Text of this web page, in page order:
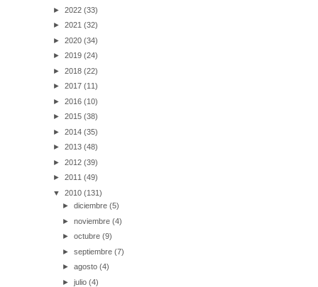
► 2022 (33)
► 2021 (32)
► 2020 (34)
► 2019 (24)
► 2018 (22)
► 2017 (11)
► 2016 (10)
► 2015 (38)
► 2014 (35)
► 2013 (48)
► 2012 (39)
► 2011 (49)
▼ 2010 (131)
►diciembre(5)
►noviembre(4)
►octubre(9)
►septiembre(7)
►agosto(4)
►julio(4)